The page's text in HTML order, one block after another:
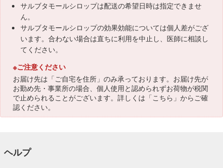
サルブタモールシロップは配送の希望日時は指定できませ
ん。
サルブタモールシロップの効果効能については個人差がござ
います。合わない場合は直ちに利用を中止し、医師に相談し
てください。
※ご注意ください
お届け先は「ご自宅を住所」のみ承っております。お届け先が
お勤め先・事業所の場合、個人使用と認められずお荷物が税関
で止められることがございます。詳しくは「こちら 」からご確
認ください。
ヘルプ